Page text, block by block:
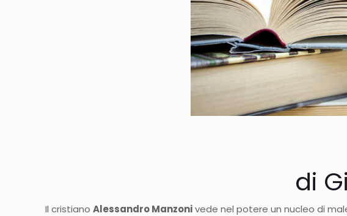
di
Il cristianoAlessandro Manzonivede nel potere un nucleo di